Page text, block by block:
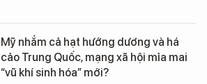
Mỹ nhắm cả hạt hướng dương và há
cảo Trung Quốc, mạng xã hội mỉa mai
“vũ khí sinh hóa” mới?